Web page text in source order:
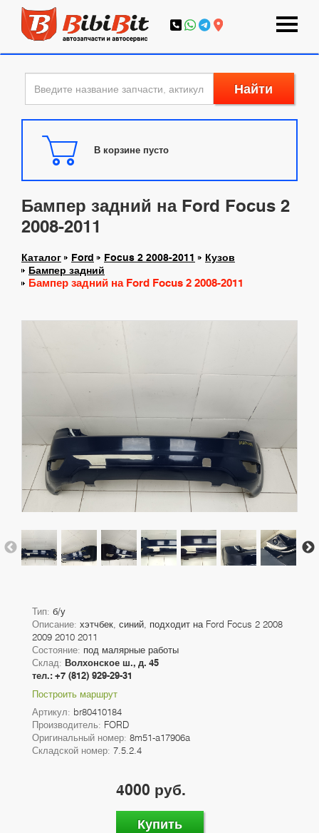
Найти
В корзине пусто
Бампер задний на Ford Focus 2
2008-2011
Каталог Ford Focus 2 2008-2011
Кузов
Бампер задний
Бампер задний на Ford Focus 2 2008-2011
Тип: б/у
Описание: хэтчбек, синий, подходит на Ford Focus 2 2008
2009 2010 2011
Состояние: под малярные работы
Склад: Волхонское ш., д. 45
тел.: +7 (812) 929-29-31
Построить маршрут
Артикул: br80410184
Производитель: FORD
Оригинальный номер: 8m51-a17906a
Складской номер: 7.5.2.4
4000 руб.
Купить